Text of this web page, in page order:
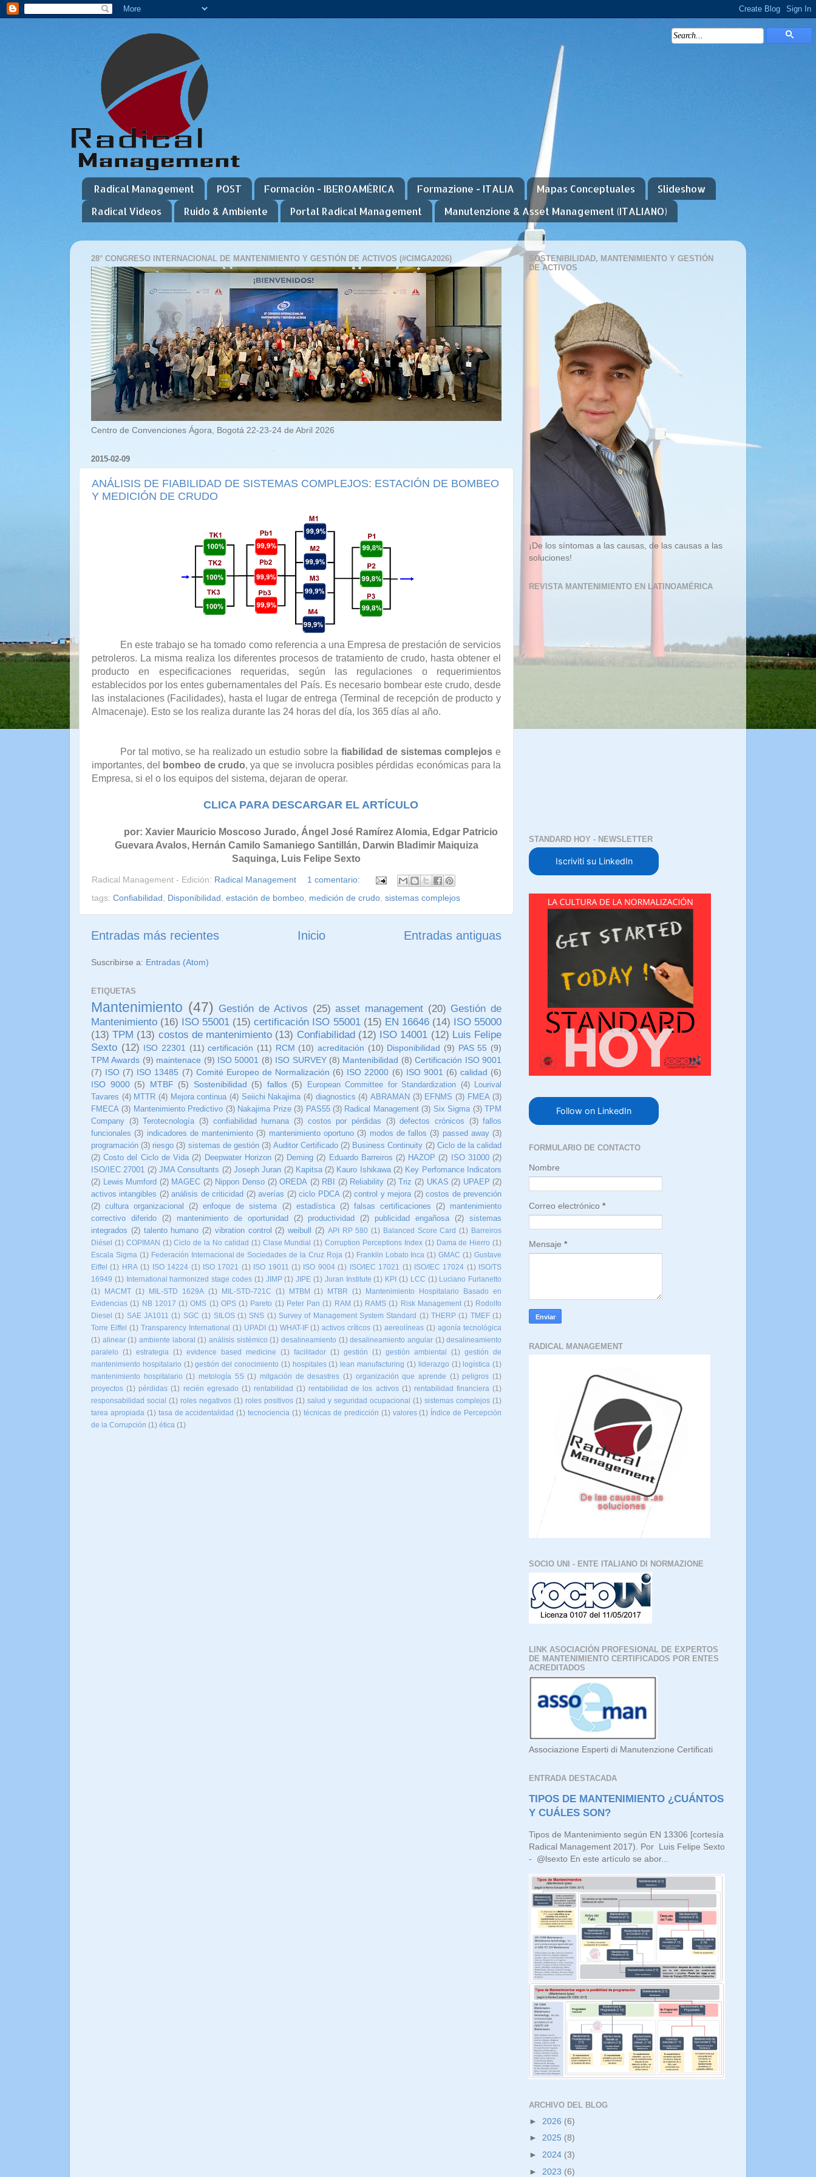
Radical Management POST Formación - IBEROAMÉRICA Formazione - ITALIA Mapas Conceptuales
Slideshow
Radical Videos
Ruido & Ambiente Portal Radical Management Manutenzione & Asset Management (ITALIANO)
28° CONGRESO INTERNACIONAL DE MANTENIMIENTO Y GESTIÓN DE ACTIVOS (#CIMGA2026)
Centro de Convenciones Ágora, Bogotá 22-23-24 de Abril 2026
2015-02-09
ANÁLISIS DE FIABILIDAD DE SISTEMAS COMPLEJOS: ESTACIÓN DE BOMBEO
Y MEDICIÓN DE CRUDO
En este trabajo se ha tomado como referencia a una Empresa de prestación de servicios
petroleros. La misma realiza los diferentes procesos de tratamiento de crudo, hasta obtener el
producto en especificaciones requeridas, según las regulaciones o requerimientos
establecidos por los entes gubernamentales del País. Es necesario bombear este crudo, desde
las instalaciones (Facilidades), hasta el lugar de entrega (Terminal de recepción de producto y
Almacenaje). Esto se los realiza durante las 24 horas del día, los 365 días al año.
Por tal motivo, se ha realizado un estudio sobre lafiabilidad de sistemas complejos e
importantes, del
bombeo de crudo, ya que se involucra posibles pérdidas económicas para la
Empresa, si el o los equipos del sistema, dejaran de operar.
CLICA PARA DESCARGAR EL ARTÍCULO
por: Xavier Mauricio Moscoso Jurado, Ángel José Ramírez Alomia, Edgar Patricio
Guevara Avalos, Hernán Camilo Samaniego Santillán, Darwin Bladimir Maiquiza
Saquinga, Luis Felipe Sexto
Radical Management - Edición: Radical Management
1 comentario:
tags: Confiabilidad Disponibilidad estación de bombeo medición de crudo sistemas complejos
Entradas más recientes Entradas antiguas
Inicio
Suscribirse a: Entradas (Atom)
ETIQUETAS
Mantenimiento (47) Gestión de Activos (25) asset management (20) Gestión de
Mantenimiento (16) ISO 55001 (15) certificación ISO 55001 (15) EN 16646 (14) ISO 55000
(13) TPM (13) costos de mantenimiento (13) Confiabilidad (12) ISO 14001 (12) Luis Felipe
Sexto (12) ISO 22301 (11) certificación (11) RCM (10) acreditación (10) Disponibilidad (9) PAS 55 (9)
TPM Awards (9) maintenace (9) ISO 50001 (8) ISO SURVEY (8) Mantenibilidad (8) Certificación ISO 9001
(7) ISO (7) ISO 13485 (7) Comité Europeo de Normalización (6) ISO 22000 (6) ISO 9001 (6) calidad (6)
ISO 9000 (5) MTBF (5) Sostenibilidad (5) fallos (5) European Committee for Standardization (4)
Lourival
Tavares (4) MTTR (4) Mejora continua (4) Seiichi Nakajima (4) diagnostics (4) ABRAMAN (3) EFNMS (3) FMEA (3)
FMECA (3) Mantenimiento Predictivo (3) Nakajima Prize (3) PAS55 (3) Radical Management (3) Six Sigma (3) TPM
Company (3) Terotecnología (3) confiabilidad humana (3) costos por pérdidas (3) defectos crónicos (3) fallos
funcionales (3) indicadores de mantenimiento (3) mantenimiento oportuno (3) modos de fallos (3) passed away (3)
programación (3) riesgo (3) sistemas de gestión (3) Auditor Certificado (2) Business Continuity (2) Ciclo de la calidad
(2) Costo del Ciclo de Vida (2) Deepwater Horizon (2) Deming (2) Eduardo Barreiros (2) HAZOP (2) ISO 31000 (2)
ISO/IEC 27001 (2) JMA Consultants (2) Joseph Juran (2) Kapitsa (2) Kauro Ishikawa (2) Key Perfomance Indicators
(2) Lewis Mumford (2) MAGEC (2) Nippon Denso (2) OREDA (2) RBI (2) Reliability (2) Triz (2) UKAS (2) UPAEP (2)
activos intangibles (2) análisis de criticidad (2) averías (2) ciclo PDCA (2) control y mejora (2) costos de prevención
(2) cultura organizacional (2) enfoque de sistema (2) estadística (2) falsas certificaciones (2)
mantenimiento
correctivo diferido
(2) mantenimiento de oportunidad (2) productividad (2) publicidad engañosa (2)
sistemas
integrados (2) talento humano (2) vibration control (2) weibull (2) API RP 580 (1) Balanced Score Card (1) Barreiros
Diésel
(1) COPIMAN (1) Ciclo de la No calidad (1) Clase Mundial (1) Corruption Perceptions Index (1) Dama de Hierro (1)
Escala Sigma (1) Federación Internacional de Sociedades de la Cruz Roja (1) Franklin Lobato Inca (1) GMAC (1) Gustave
Eiffel
(1) HRA (1) ISO 14224 (1) ISO 17021 (1) ISO 19011 (1) ISO 9004 (1) ISO/IEC 17021 (1) ISO/IEC 17024 (1)
ISO/TS
16949 (1) International harmonized stage codes (1) JIMP (1) JIPE (1) Juran Institute (1) KPI (1) LCC (1) Luciano Furlanetto
(1)
MACMT (1) MIL-STD 1629A (1) MIL-STD-721C (1) MTBM (1) MTBR (1)
Mantenimiento Hospitalario Basado en
Evidencias (1) NB 12017 (1) OMS (1) OPS (1) Pareto (1) Peter Pan (1) RAM (1) RAMS (1) Risk Management (1) Rodolfo
Diesel
(1) SAE JA1011 (1) SGC (1) SILOS (1) SNS (1) Survey of Management System Standard (1) THERP (1) TMEF (1)
Torre Eiffel
(1) Transparency International (1) UPADI (1) WHAT-IF (1) activos críticos (1) aereolíneas (1) agonía tecnológica
(1) alinear (1) ambiente laboral (1) análisis sistémico (1) desalineamiento (1) desalineamiento angular (1) desalineamiento
paralelo
(1) estrategia (1) evidence based medicine (1) facilitador (1) gestión (1) gestión ambiental (1) gestión de
mantenimiento hospitalario (1) gestión del conocimiento (1) hospitales (1) lean manufacturing (1) liderazgo (1) logística (1)
mantenimiento hospitalario (1) metología 5S (1) mitgación de desastres (1) organización que aprende (1) peligros (1)
proyectos (1) pérdidas (1) recién egresado (1) rentabilidad (1) rentabilidad de los activos (1) rentabilidad financiera (1)
responsabilidad social (1) roles negativos (1) roles positivos (1) salud y seguridad ocupacional (1) sistemas complejos (1)
tarea apropiada (1) tasa de accidentalidad (1) tecnociencia (1) técnicas de predicción (1) valores (1)
Índice de Percepción
de la Corrupción (1) ética (1)
SOSTENIBILIDAD, MANTENIMIENTO Y GESTIÓN
DE ACTIVOS
¡De los síntomas a las causas, de las causas a las
soluciones!
REVISTA MANTENIMIENTO EN LATINOAMÉRICA
STANDARD HOY - NEWSLETTER
Iscriviti su LinkedIn
Follow on LinkedIn
FORMULARIO DE CONTACTO
Nombre
Correo electrónico *
Mensaje *
RADICAL MANAGEMENT
SOCIO UNI - ENTE ITALIANO DI NORMAZIONE
LINK ASOCIACIÓN PROFESIONAL DE EXPERTOS
DE MANTENIMIENTO CERTIFICADOS POR ENTES
ACREDITADOS
Associazione Esperti di Manutenzione Certificati
ENTRADA DESTACADA
TIPOS DE MANTENIMIENTO ¿CUÁNTOS
Y CUÁLES SON?
Tipos de Mantenimiento según EN 13306 [cortesía
Radical Management 2017). Por Luis Felipe Sexto
- @lsexto En este artículo se abor...
ARCHIVO DEL BLOG
► 2026 (6)
► 2025 (8)
► 2024 (3)
► 2023 (6)